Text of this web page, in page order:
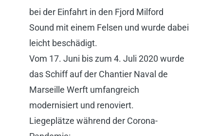
bei der Einfahrt in den Fjord Milford
Sound mit einem Felsen und wurde dabei
leicht beschädigt.
Vom 17. Juni bis zum 4. Juli 2020 wurde
das Schiff auf der Chantier Naval de
Marseille Werft umfangreich
modernisiert und renoviert.
Liegeplätze während der Corona-